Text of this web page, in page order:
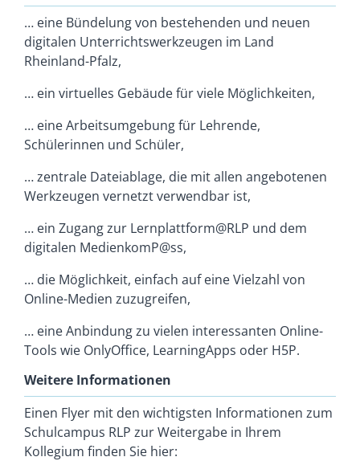
… eine Bündelung von bestehenden und neuen
digitalen Unterrichtswerkzeugen im Land
Rheinland-Pfalz,
… ein virtuelles Gebäude für viele Möglichkeiten,
… eine Arbeitsumgebung für Lehrende,
Schülerinnen und Schüler,
… zentrale Dateiablage, die mit allen angebotenen
Werkzeugen vernetzt verwendbar ist,
… ein Zugang zur Lernplattform@RLP und dem
digitalen MedienkomP@ss,
… die Möglichkeit, einfach auf eine Vielzahl von
Online-Medien zuzugreifen,
… eine Anbindung zu vielen interessanten Online-
Tools wie OnlyOffice, LearningApps oder H5P.
Weitere Informationen
Einen Flyer mit den wichtigsten Informationen zum
Schulcampus RLP zur Weitergabe in Ihrem
Kollegium finden Sie hier: